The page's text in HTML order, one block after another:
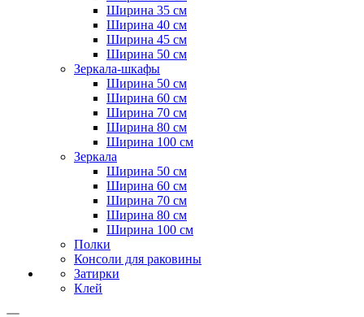
Ширина 35 см
Ширина 40 см
Ширина 45 см
Ширина 50 см
Зеркала-шкафы
Ширина 50 см
Ширина 60 см
Ширина 70 см
Ширина 80 см
Ширина 100 см
Зеркала
Ширина 50 см
Ширина 60 см
Ширина 70 см
Ширина 80 см
Ширина 100 см
Полки
Консоли для раковины
Затирки
Клей